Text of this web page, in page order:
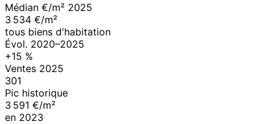
Médian €/m² 2025
3 534 €/m²
tous biens d'habitation
Évol. 2020–2025
+15 %
Ventes 2025
301
Pic historique
3 591 €/m²
en 2023